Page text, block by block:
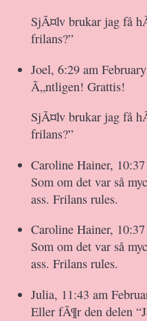
SjÃ¤lv brukar jag få
frilans?”
Joel, 6:29 am
Ã„ntligen! Grattis!
SjÃ¤lv brukar jag få
frilans?”
Caroline Hainer,
Som om det var så
ass. Frilans rules.
Caroline Hainer,
Som om det var så
ass. Frilans rules.
Julia, 11:43 am
Eller fÃ¶r den delen